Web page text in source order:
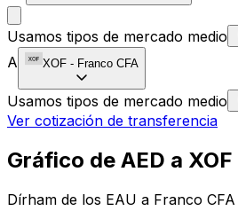
Usamos tipos de mercado medio
A
XOF - Franco CFA
Usamos tipos de mercado medio
Ver cotización de transferencia
Gráfico de AED a XOF
Dírham de los EAU a Franco CFA